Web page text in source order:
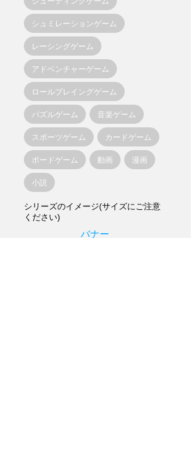
シュミレーションゲーム
レーシングゲーム
アドベンチャーゲーム
ロールプレイングゲーム
パズルゲーム 音楽ゲーム
スポーツゲーム カードゲーム
ボードゲーム 動画 漫画
小説
シリーズのイメージ(サイズにご注意
ください)
バナー